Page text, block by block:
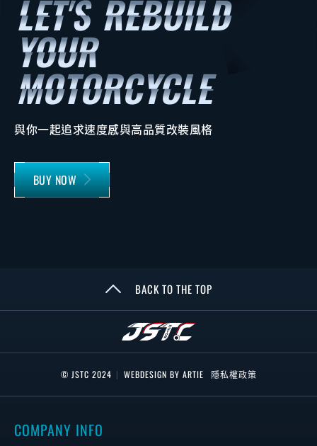
與你一起追求速度感與高品質改裝風格
BUY NOW
BACK TO THE TOP
© JSTC 2024 | WEBDESIGN BY ARTIE 隱私權政策
COMPANY INFO